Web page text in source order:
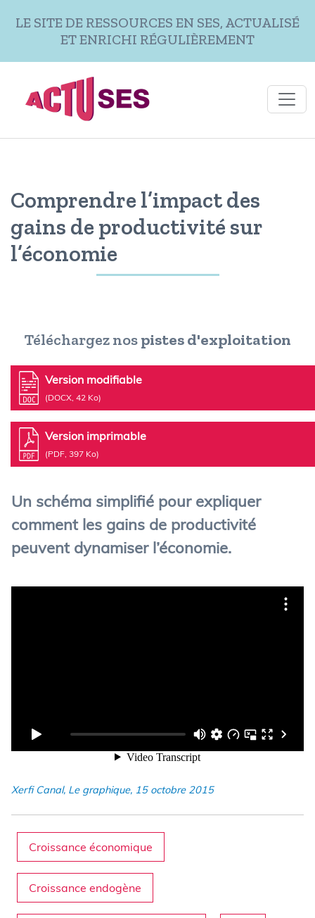
LE SITE DE RESSOURCES EN SES, ACTUALISÉ
ET ENRICHI RÉGULIÈREMENT
Comprendre l’impact des
gains de productivité sur
l’économie
Téléchargez nospistes d'exploitation
Version modifiable
(DOCX, 42 Ko)
Version imprimable
(PDF, 397 Ko)
Un schéma simplifié pour expliquer
comment les gains de productivité
peuvent dynamiser l’économie.
Xerfi Canal, Le graphique, 15 octobre 2015
Croissance économique
Croissance endogène